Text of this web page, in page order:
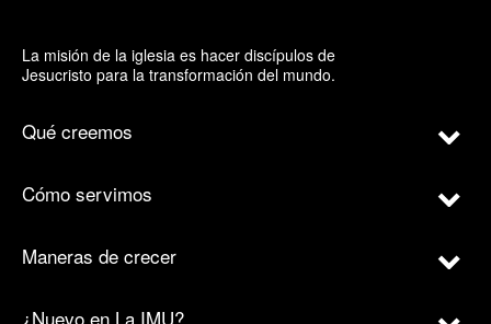
La misión de la iglesia es hacer discípulos de
Jesucristo para la transformación del mundo.
Qué creemos
Cómo servimos
Maneras de crecer
¿Nuevo en La IMU?